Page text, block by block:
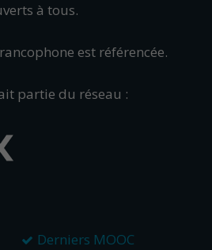
à tous.
est référencée.
partie du réseau :
Derniers MOOC